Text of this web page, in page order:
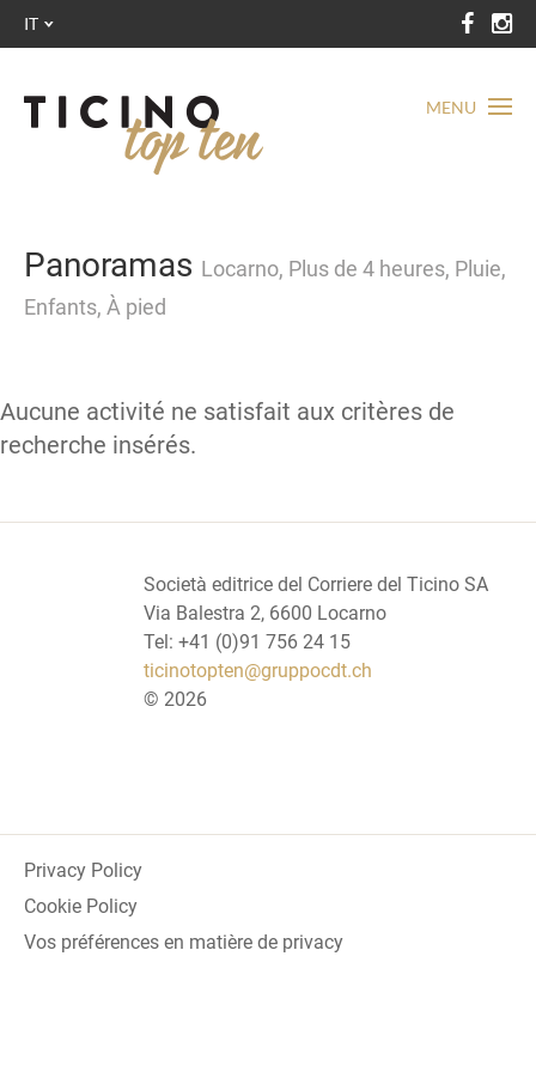
MENU
IT
Panoramas Locarno, Plus de 4 heures, Pluie,
Enfants, À pied
Aucune activité ne satisfait aux critères de
recherche insérés.
Società editrice del Corriere del Ticino SA
Via Balestra 2, 6600 Locarno
Tel: +41 (0)91 756 24 15
ticinotopten@gruppocdt.ch
© 2026
Privacy Policy
Cookie Policy
Vos préférences en matière de privacy